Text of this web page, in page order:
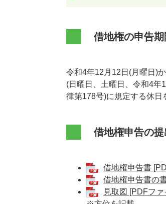
借地権の申告期
令和4年12月12日(月曜日)
(日曜日、土曜日、令和4年
律第178号)に規定する休日
借地権申告の
借地権申告書
借地権申告書の
見取図 [PDFフ